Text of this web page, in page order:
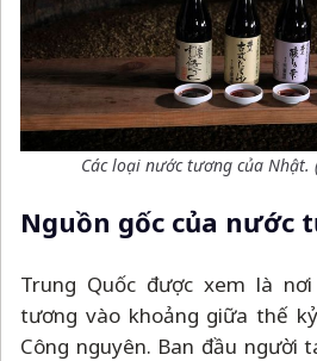
Các loại nước tương của Nhật.
Nguồn gốc của nước
Trung Quốc được xem là
tương vào khoảng giữa thế
Công nguyên. Ban đầu người